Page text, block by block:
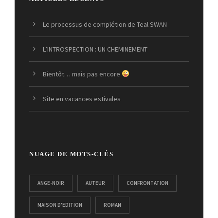
Le processus de complétion de Teal SWAN
L’INTROSPECTION : UN CHEMINEMENT
Bientôt… mais pas encore
Site en vacances estivales
NUAGE DE MOTS-CLÉS
ANGE-NOIR AUTEUR CONFRONTATION
MAISON D'EDITION ROMAN